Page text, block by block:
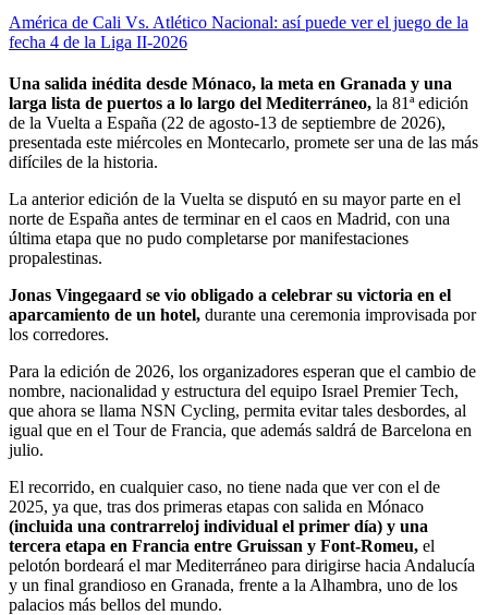
América de Cali Vs. Atlético Nacional: así puede ver el juego de la
fecha 4 de la Liga II-2026
Una salida inédita desde Mónaco, la meta en Granada y una
larga lista de puertos a lo largo del Mediterráneo, la 81ª edición
de la Vuelta a España (22 de agosto-13 de septiembre de 2026),
presentada este miércoles en Montecarlo, promete ser una de las más
difíciles de la historia.
La anterior edición de la Vuelta se disputó en su mayor parte en el
norte de España antes de terminar en el caos en Madrid, con una
última etapa que no pudo completarse por manifestaciones
propalestinas.
Jonas Vingegaard se vio obligado a celebrar su victoria en el
aparcamiento de un hotel, durante una ceremonia improvisada por
los corredores.
Para la edición de 2026, los organizadores esperan que el cambio de
nombre, nacionalidad y estructura del equipo Israel Premier Tech,
que ahora se llama NSN Cycling, permita evitar tales desbordes, al
igual que en el Tour de Francia, que además saldrá de Barcelona en
julio.
El recorrido, en cualquier caso, no tiene nada que ver con el de
2025, ya que, tras dos primeras etapas con salida en Mónaco
(incluida una contrarreloj individual el primer día) y una
tercera etapa en Francia entre Gruissan y Font-Romeu, el
pelotón bordeará el mar Mediterráneo para dirigirse hacia Andalucía
y un final grandioso en Granada, frente a la Alhambra, uno de los
palacios más bellos del mundo.